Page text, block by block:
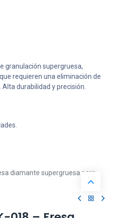
granulación supergruesa,
requieren una eliminación de
durabilidad y precisión.
diamante supergruesa para